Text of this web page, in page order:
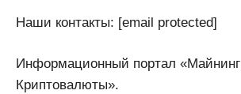
Наши контакты: [email protected]
Информационный портал «Майнинг
Криптовалюты».